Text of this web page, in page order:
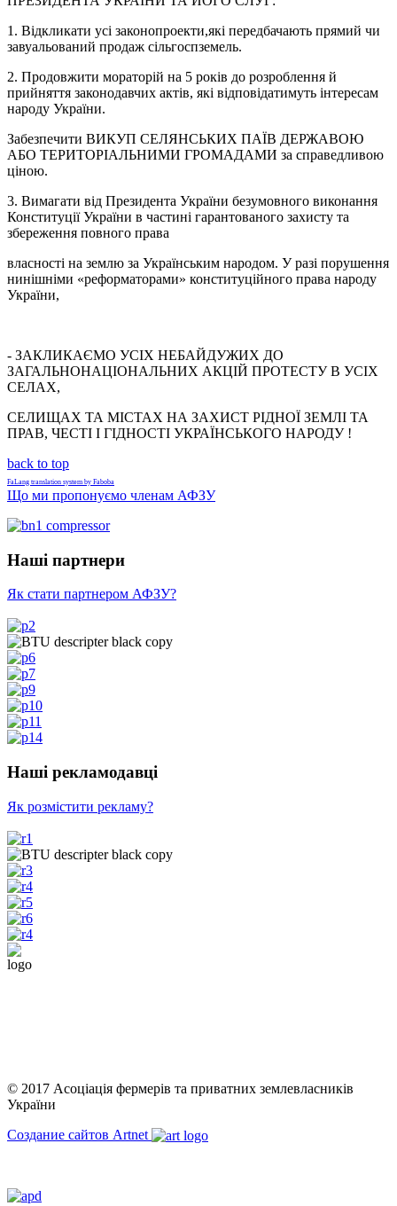
1. Відкликати усі законопроекти,які передбачають прямий чи
завуальований продаж сільгоспземель.
2. Продовжити мораторій на 5 років до розроблення й
прийняття законодавчих актів, які відповідатимуть інтересам
народу України.
Забезпечити ВИКУП СЕЛЯНСЬКИХ ПАЇВ ДЕРЖАВОЮ
АБО ТЕРИТОРІАЛЬНИМИ ГРОМАДАМИ за справедливою
ціною.
3. Вимагати від Президента України безумовного виконання
Конституції України в частині гарантованого захисту та
збереження повного права
власності на землю за Українським народом. У разі порушення
нинішніми «реформаторами» конституційного права народу
України,
- ЗАКЛИКАЄМО УСІХ НЕБАЙДУЖИХ ДО
ЗАГАЛЬНОНАЦІОНАЛЬНИХ АКЦІЙ ПРОТЕСТУ В УСІХ
СЕЛАХ,
СЕЛИЩАХ ТА МІСТАХ НА ЗАХИСТ РІДНОЇ ЗЕМЛІ ТА
ПРАВ, ЧЕСТІ І ГІДНОСТІ УКРАЇНСЬКОГО НАРОДУ !
back to top
FaLang translation system by Faboba
Що ми пропонуємо членам АФЗУ
Наші партнери
Як стати партнером АФЗУ?
Наші рекламодавці
Як розмістити рекламу?
© 2017 Асоціація фермерів та приватних землевласників
України
Создание сайтов Artnet